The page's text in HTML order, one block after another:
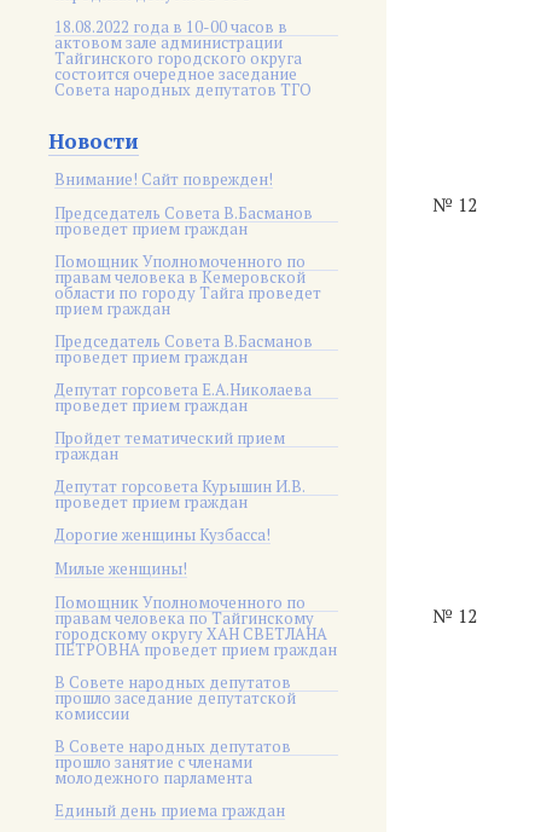
18.08.2022 года в 10-00 часов в
актовом зале администрации
Тайгинского городского округа
состоится очередное заседание
Совета народных депутатов ТГО
Новости
Внимание! Сайт поврежден!
Председатель Совета В.Басманов
проведет прием граждан
Помощник Уполномоченного по
правам человека в Кемеровской
области по городу Тайга проведет
прием граждан
Председатель Совета В.Басманов
проведет прием граждан
Депутат горсовета Е.А.Николаева
проведет прием граждан
Пройдет тематический прием
граждан
Депутат горсовета Курышин И.В.
проведет прием граждан
Дорогие женщины Кузбасса!
Милые женщины!
Помощник Уполномоченного по
правам человека по Тайгинскому
городскому округу ХАН СВЕТЛАНА
ПЕТРОВНА проведет прием граждан
В Совете народных депутатов
прошло заседание депутатской
комиссии
В Совете народных депутатов
прошло занятие с членами
молодежного парламента
Единый день приема граждан
№ 12
№ 12